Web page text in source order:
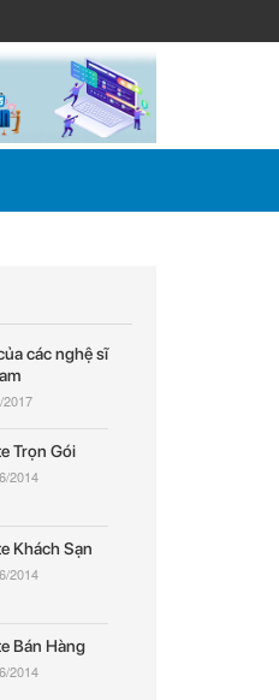
các nghệ sĩ
2017
Trọn Gói
2014
Khách Sạn
2014
Bán Hàng
2014